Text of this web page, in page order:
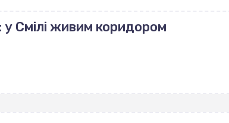
Смілі живим коридором